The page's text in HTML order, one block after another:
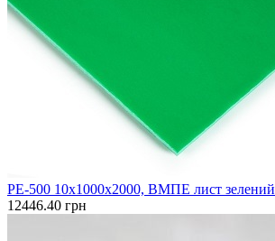
PE-500 10х1000х2000, ВМПЕ лист зелений
12446.40 грн